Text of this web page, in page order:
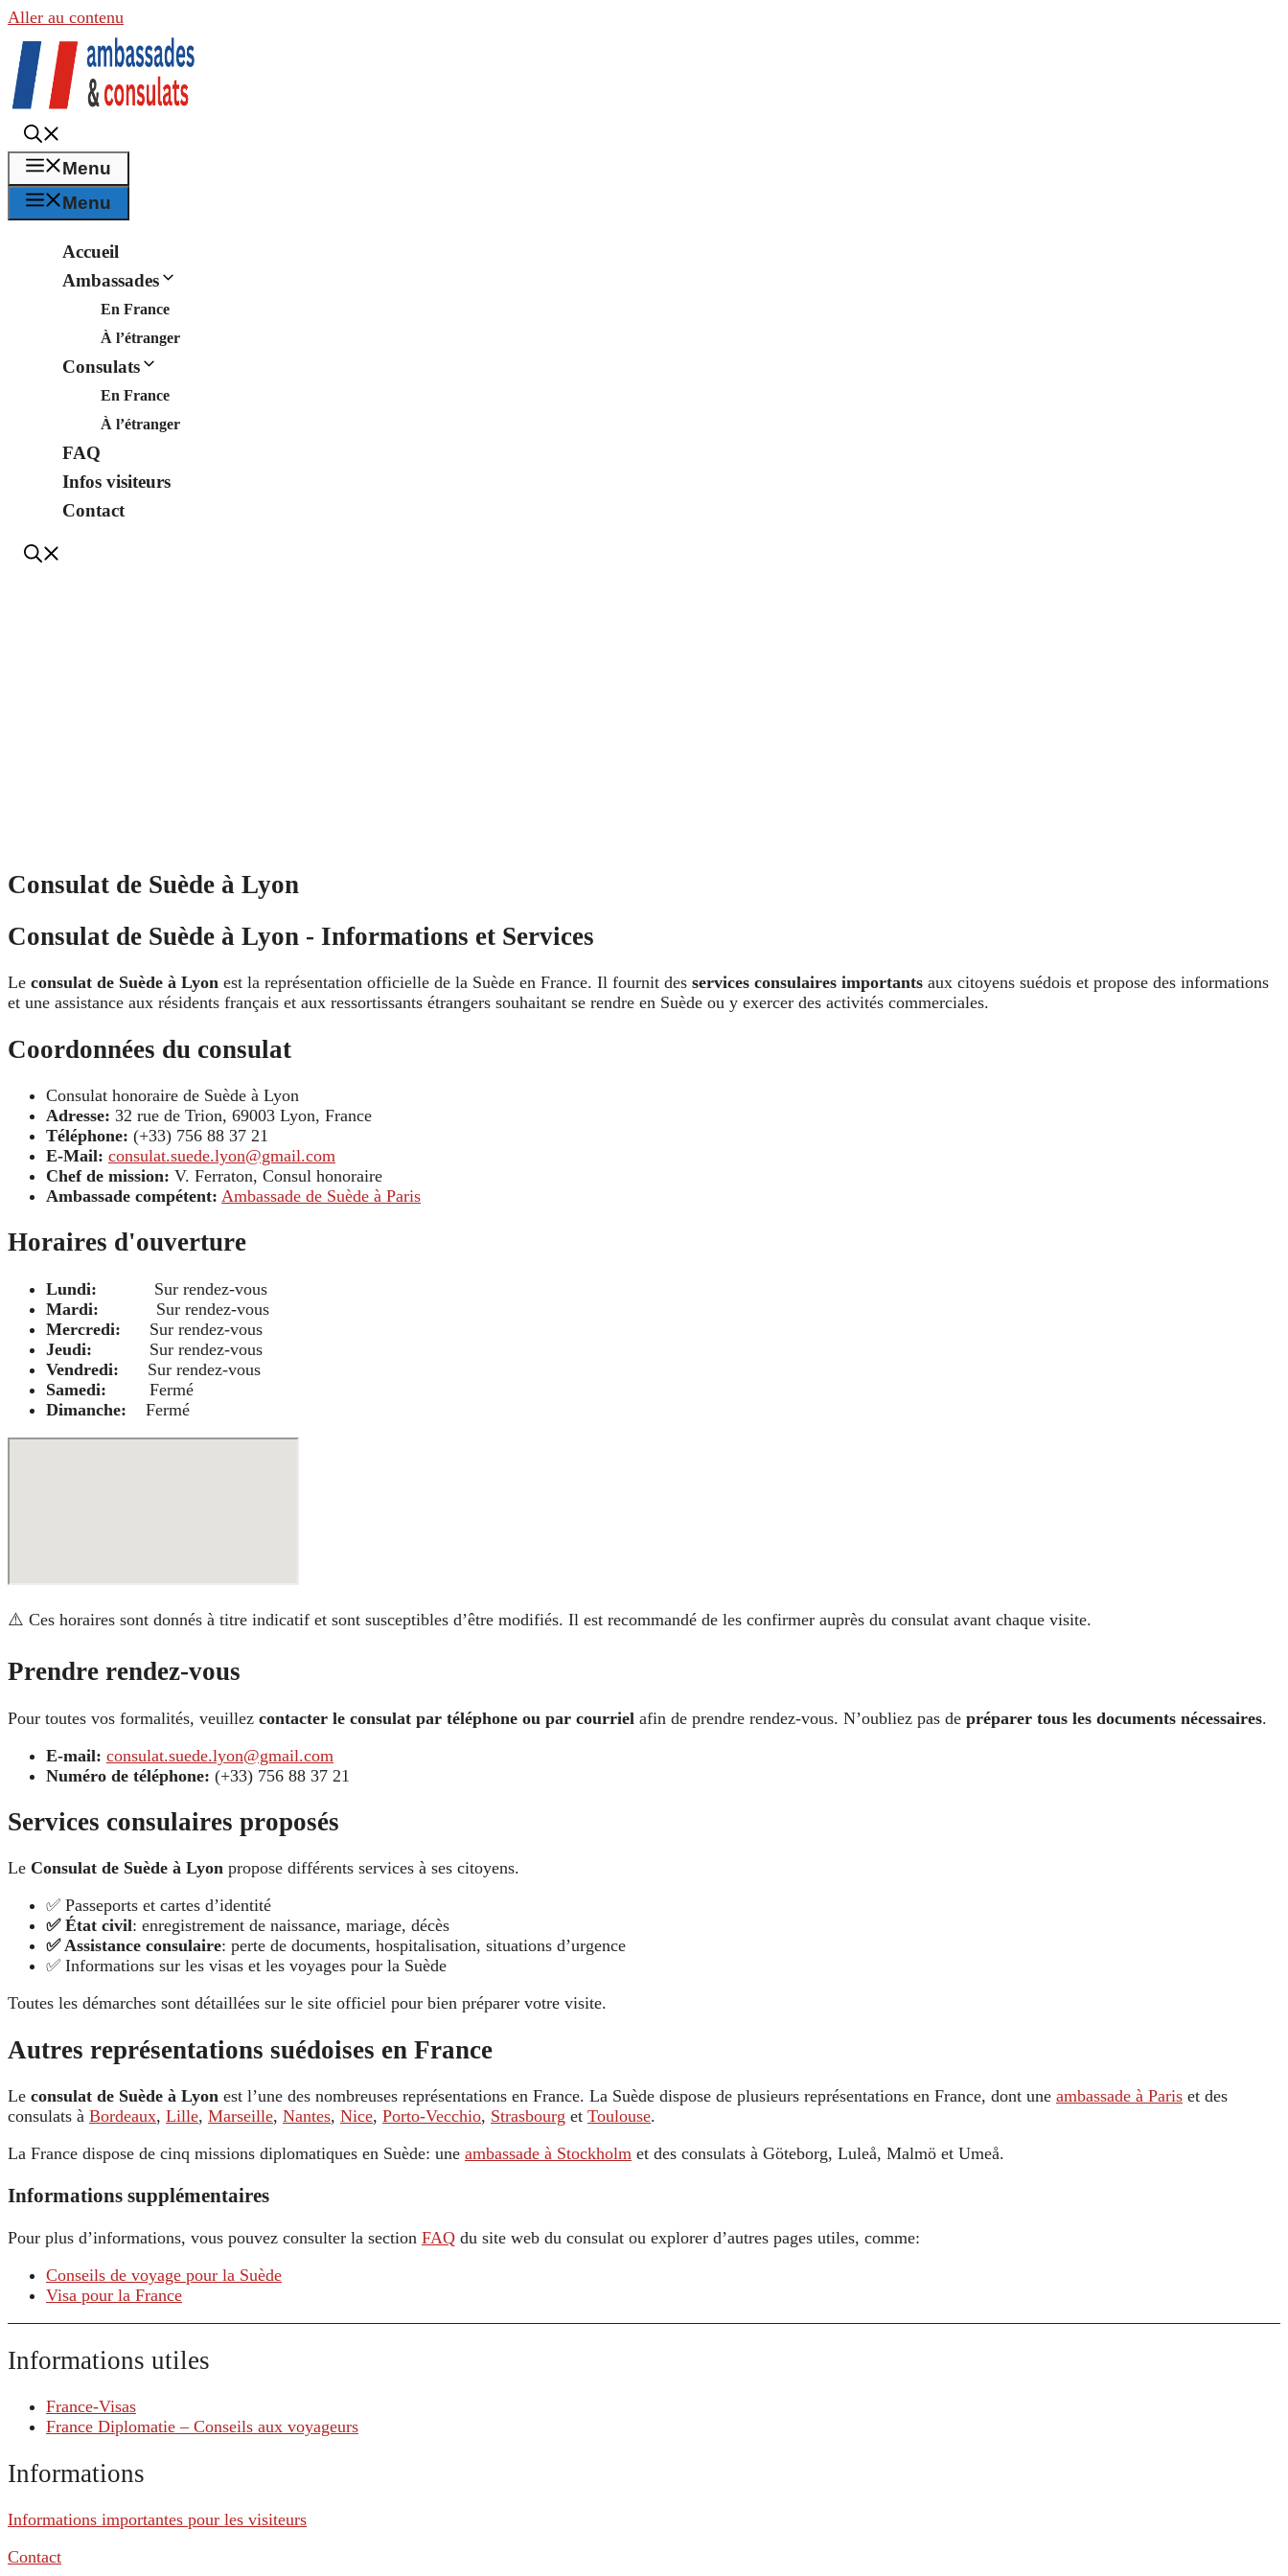
Aller au contenu
Menu
Menu
Accueil
Ambassades
En France
À l’étranger
Consulats
En France
À l’étranger
FAQ
Infos visiteurs
Contact
Consulat de Suède à Lyon
Consulat de Suède à Lyon - Informations et Services
Le consulat de Suède à Lyon est la représentation officielle de la Suède en France. Il fournit des services consulaires importants aux citoyens suédois et propose des informations
et une assistance aux résidents français et aux ressortissants étrangers souhaitant se rendre en Suède ou y exercer des activités commerciales.
Coordonnées du consulat
Consulat honoraire de Suède à Lyon
Adresse: 32 rue de Trion, 69003 Lyon, France
Téléphone: (+33) 756 88 37 21
E-Mail: consulat.suede.lyon@gmail.com
Chef de mission: V. Ferraton, Consul honoraire
Ambassade compétent: Ambassade de Suède à Paris
Horaires d'ouverture
Lundi: Sur rendez-vous
Mardi: Sur rendez-vous
Mercredi: Sur rendez-vous
Jeudi: Sur rendez-vous
Vendredi: Sur rendez-vous
Samedi: Fermé
Dimanche: Fermé
⚠️ Ces horaires sont donnés à titre indicatif et sont susceptibles d’être modifiés. Il est recommandé de les confirmer auprès du consulat avant chaque visite.
Prendre rendez-vous
Pour toutes vos formalités, veuillez contacter le consulat par téléphone ou par courriel afin de prendre rendez-vous. N’oubliez pas de préparer tous les documents nécessaires.
E-mail: consulat.suede.lyon@gmail.com
Numéro de téléphone: (+33) 756 88 37 21
Services consulaires proposés
Le Consulat de Suède à Lyon propose différents services à ses citoyens.
✅ Passeports et cartes d’identité
✅ État civil: enregistrement de naissance, mariage, décès
✅ Assistance consulaire: perte de documents, hospitalisation, situations d’urgence
✅ Informations sur les visas et les voyages pour la Suède
Toutes les démarches sont détaillées sur le site officiel pour bien préparer votre visite.
Autres représentations suédoises en France
Le consulat de Suède à Lyon est l’une des nombreuses représentations en France. La Suède dispose de plusieurs représentations en France, dont une ambassade à Paris et des
consulats à Bordeaux, Lille, Marseille, Nantes, Nice, Porto-Vecchio, Strasbourg et Toulouse.
La France dispose de cinq missions diplomatiques en Suède: une ambassade à Stockholm et des consulats à Göteborg, Luleå, Malmö et Umeå.
Informations supplémentaires
Pour plus d’informations, vous pouvez consulter la section FAQ du site web du consulat ou explorer d’autres pages utiles, comme:
Conseils de voyage pour la Suède
Visa pour la France
Informations utiles
France-Visas
France Diplomatie – Conseils aux voyageurs
Informations
Informations importantes pour les visiteurs
Contact